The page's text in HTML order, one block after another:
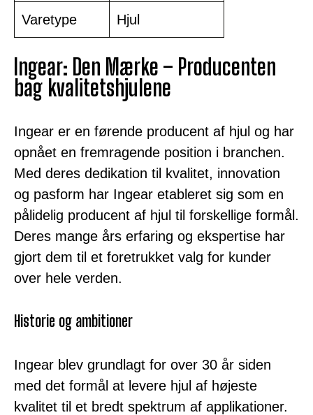
Varetype Hjul
Ingear: Den Mærke – Producenten
bag kvalitetshjulene
Ingear er en førende producent af hjul og har
opnået en fremragende position i branchen.
Med deres dedikation til kvalitet, innovation
og pasform har Ingear etableret sig som en
pålidelig producent af hjul til forskellige formål.
Deres mange års erfaring og ekspertise har
gjort dem til et foretrukket valg for kunder
over hele verden.
Historie og ambitioner
Ingear blev grundlagt for over 30 år siden
med det formål at levere hjul af højeste
kvalitet til et bredt spektrum af applikationer.